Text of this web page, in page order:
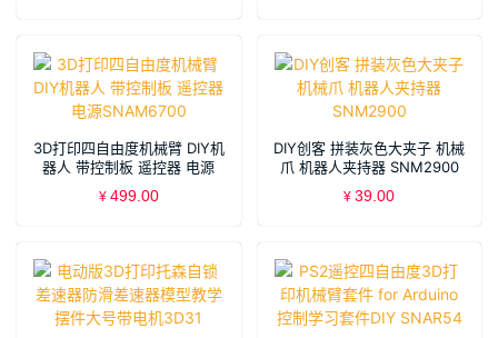
3D打印四自由度机械臂 DIY机
器人 带控制板 遥控器 电源
SNAM6700
¥ 499.00
DIY创客 拼装灰色大夹子 机械
爪 机器人夹持器 SNM2900
¥ 39.00